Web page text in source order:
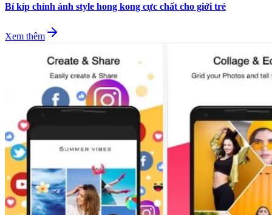
Bí kíp chỉnh ảnh style hong kong cực chất cho giới trẻ
Xem thêm